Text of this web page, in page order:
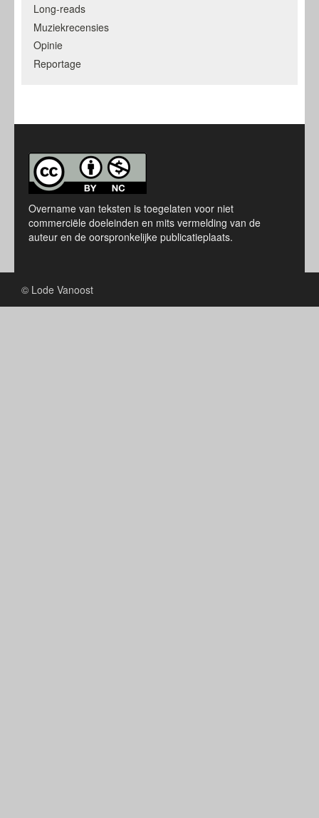
Long-reads
Muziekrecensies
Opinie
Reportage
Overname van teksten is toegelaten voor niet
commerciële doeleinden en mits vermelding van de
auteur en de oorspronkelijke publicatieplaats.
© Lode Vanoost